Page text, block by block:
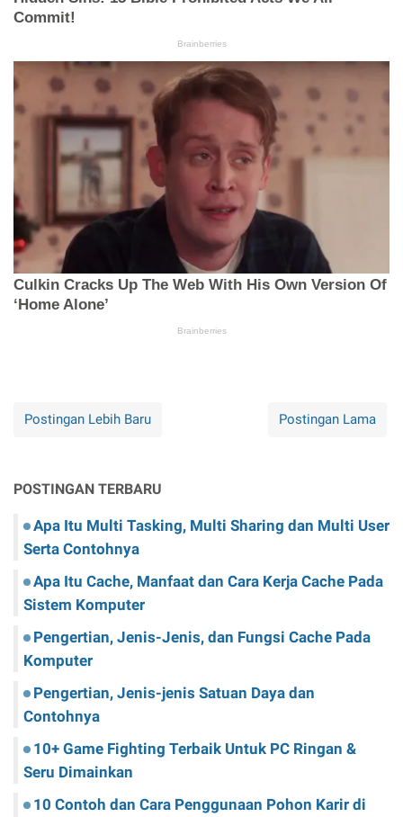
Postingan Lebih Baru Postingan Lama
POSTINGAN TERBARU
Apa Itu Multi Tasking, Multi Sharing dan Multi User
Serta Contohnya
Apa Itu Cache, Manfaat dan Cara Kerja Cache Pada
Sistem Komputer
Pengertian, Jenis-Jenis, dan Fungsi Cache Pada
Komputer
Pengertian, Jenis-jenis Satuan Daya dan
Contohnya
10+ Game Fighting Terbaik Untuk PC Ringan &
Seru Dimainkan
10 Contoh dan Cara Penggunaan Pohon Karir di